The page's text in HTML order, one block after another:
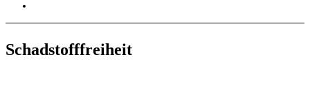
Schadstofffreiheit